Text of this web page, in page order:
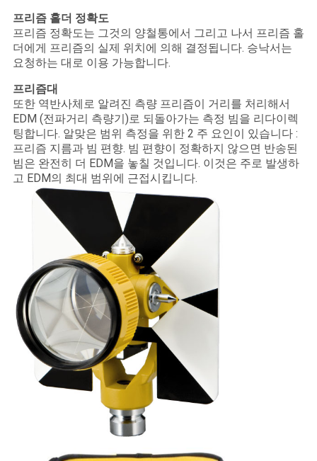
프리즘 홀더 정확도
프리즘 정확도는 그것의 양철통에서 그리고 나서 프리즘 홀
더에게 프리즘의 실제 위치에 의해 결정됩니다. 승낙서는
요청하는 대로 이용 가능합니다.
프리즘대
또한 역반사체로 알려진 측량 프리즘이 거리를 처리해서
EDM (전파거리 측량기)로 되돌아가는 측정 빔을 리다이렉
팅합니다. 알맞은 범위 측정을 위한 2 주 요인이 있습니다 :
프리즘 지름과 빔 편향. 빔 편향이 정확하지 않으면 반송된
빔은 완전히 더 EDM을 놓칠 것입니다. 이것은 주로 발생하
고 EDM의 최대 범위에 근접시킵니다.